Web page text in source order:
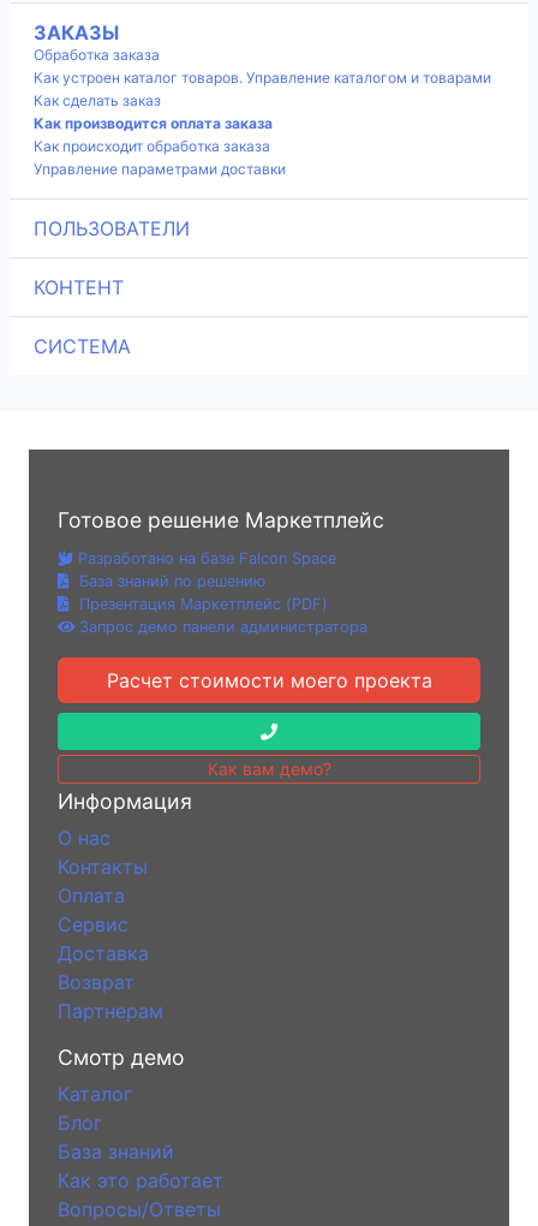
ЗАКАЗЫ
Обработка заказа
Как устроен каталог товаров. Управление каталогом и товарами
Как сделать заказ
Как производится оплата заказа
Как происходит обработка заказа
Управление параметрами доставки
ПОЛЬЗОВАТЕЛИ
КОНТЕНТ
СИСТЕМА
Готовое решение Маркетплейс
Разработано на базе Falcon Space
База знаний по решению
Презентация Маркетплейс (PDF)
Запрос демо панели администратора
Расчет стоимости моего проекта
Как вам демо?
Информация
О нас
Контакты
Оплата
Сервис
Доставка
Возврат
Партнерам
Смотр демо
Каталог
Блог
База знаний
Как это работает
Вопросы/Ответы